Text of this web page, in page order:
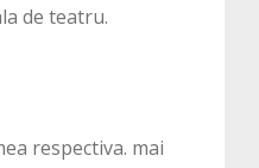
de teatru.
respectiva. mai